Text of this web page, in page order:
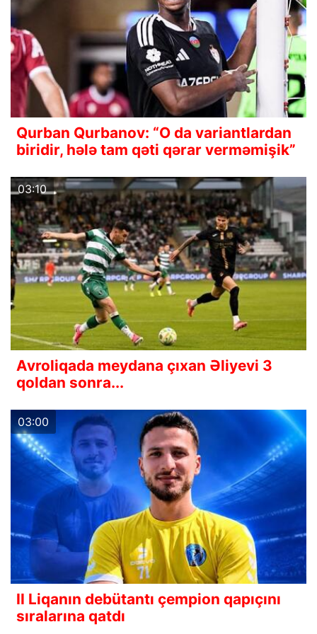
Qurban Qurbanov: “O da variantlardan
biridir, hələ tam qəti qərar verməmişik”
03:10
Avroliqada meydana çıxan Əliyevi 3
qoldan sonra...
03:00
II Liqanın debütantı çempion qapıçını
sıralarına qatdı